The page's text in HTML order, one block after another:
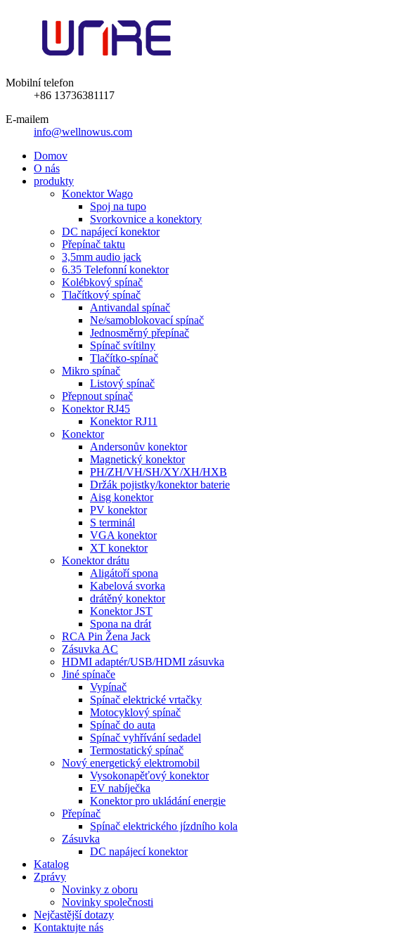
Mobilní telefon
+86 13736381117
E-mailem
info@wellnowus.com
Domov
O nás
produkty
Konektor Wago
Spoj na tupo
Svorkovnice a konektory
DC napájecí konektor
Přepínač taktu
3,5mm audio jack
6.35 Telefonní konektor
Kolébkový spínač
Tlačítkový spínač
Antivandal spínač
Ne/samoblokovací spínač
Jednosměrný přepínač
Spínač svítilny
Tlačítko-spínač
Mikro spínač
Listový spínač
Přepnout spínač
Konektor RJ45
Konektor RJ11
Konektor
Andersonův konektor
Magnetický konektor
PH/ZH/VH/SH/XY/XH/HXB
Držák pojistky/konektor baterie
Aisg konektor
PV konektor
S terminál
VGA konektor
XT konektor
Konektor drátu
Aligátoří spona
Kabelová svorka
drátěný konektor
Konektor JST
Spona na drát
RCA Pin Žena Jack
Zásuvka AC
HDMI adaptér/USB/HDMI zásuvka
Jiné spínače
Vypínač
Spínač elektrické vrtačky
Motocyklový spínač
Spínač do auta
Spínač vyhřívání sedadel
Termostatický spínač
Nový energetický elektromobil
Vysokonapěťový konektor
EV nabíječka
Konektor pro ukládání energie
Přepínač
Spínač elektrického jízdního kola
Zásuvka
DC napájecí konektor
Katalog
Zprávy
Novinky z oboru
Novinky společnosti
Nejčastější dotazy
Kontaktujte nás